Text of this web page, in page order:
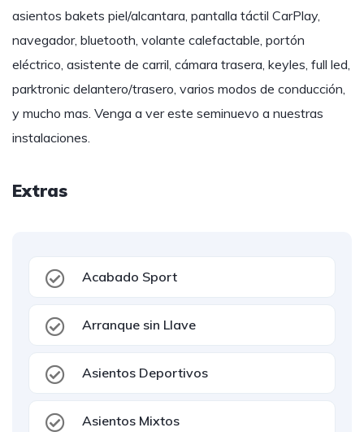
asientos bakets piel/alcantara, pantalla táctil CarPlay,
navegador, bluetooth, volante calefactable, portón
eléctrico, asistente de carril, cámara trasera, keyles, full led,
parktronic delantero/trasero, varios modos de conducción,
y mucho mas. Venga a ver este seminuevo a nuestras
instalaciones.
Extras
Acabado Sport
Arranque sin Llave
Asientos Deportivos
Asientos Mixtos